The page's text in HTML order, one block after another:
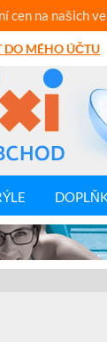
cen na našich
DO MÉHO ÚČTU